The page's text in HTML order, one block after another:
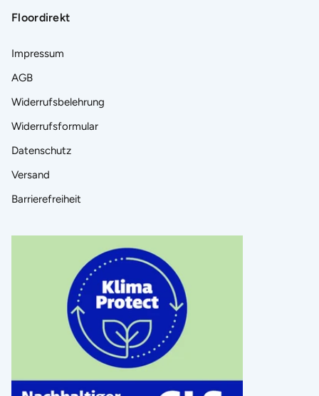
Floordirekt
Impressum
AGB
Widerrufsbelehrung
Widerrufsformular
Datenschutz
Versand
Barrierefreiheit